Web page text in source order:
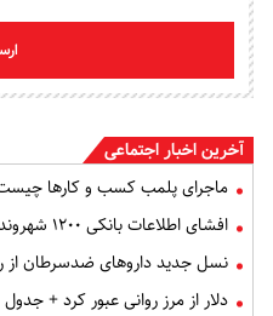
آخرین اخبار اجتماعی
ماجرای پلمب کسب و کارها
افشای اطلاعات بانکی ۱۲۰۰ شهروند تهرانی در یک غرفه میوه و تره‌بار
نسل جدید داروهای ضدسرطان از
دلار از مرز روانی عبور کرد + جدول